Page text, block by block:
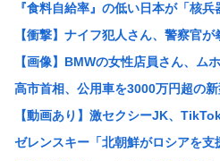
『食料自給率』の低い日本が「核
【衝撃】ナイフ犯人さん、警察官
【画像】BMWの女性店員さん、ム
高市首相、公用車を3000万円超の
【動画あり】激セクシーJK、
ゼレンスキー「北朝鮮がロシアを